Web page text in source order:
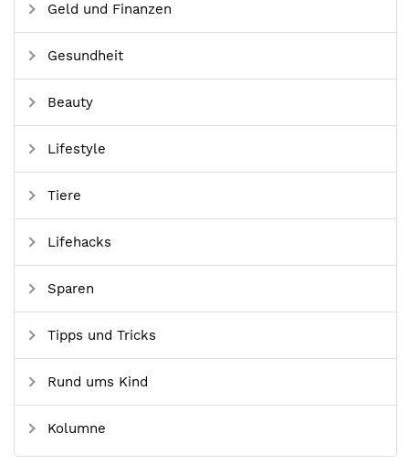
Geld und Finanzen
Gesundheit
Beauty
Lifestyle
Tiere
Lifehacks
Sparen
Tipps und Tricks
Rund ums Kind
Kolumne